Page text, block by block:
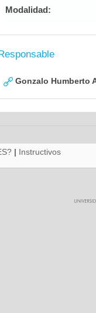
Modalidad:
Gonzalo Humberto
| Instructivos